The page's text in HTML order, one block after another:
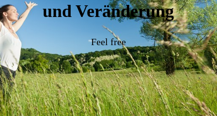
und Veränderung
Feel free